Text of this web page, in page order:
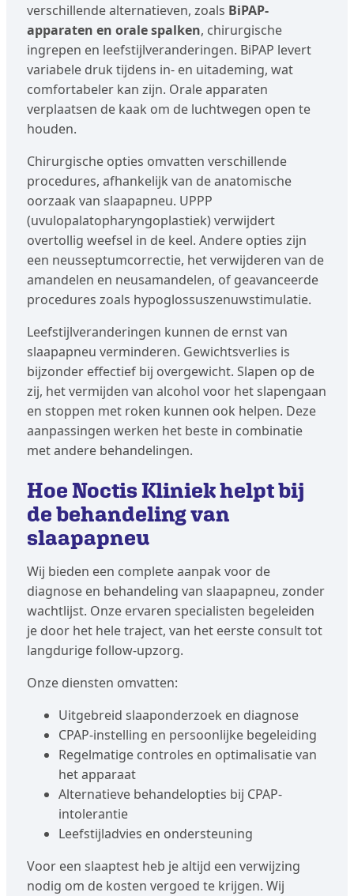
verschillende alternatieven, zoals BiPAP-
apparaten en orale spalken, chirurgische
ingrepen en leefstijlveranderingen. BiPAP levert
variabele druk tijdens in- en uitademing, wat
comfortabeler kan zijn. Orale apparaten
verplaatsen de kaak om de luchtwegen open te
houden.
Chirurgische opties omvatten verschillende
procedures, afhankelijk van de anatomische
oorzaak van slaapapneu. UPPP
(uvulopalatopharyngoplastiek) verwijdert
overtollig weefsel in de keel. Andere opties zijn
een neusseptumcorrectie, het verwijderen van de
amandelen en neusamandelen, of geavanceerde
procedures zoals hypoglossuszenuwstimulatie.
Leefstijlveranderingen kunnen de ernst van
slaapapneu verminderen. Gewichtsverlies is
bijzonder effectief bij overgewicht. Slapen op de
zij, het vermijden van alcohol voor het slapengaan
en stoppen met roken kunnen ook helpen. Deze
aanpassingen werken het beste in combinatie
met andere behandelingen.
Hoe Noctis Kliniek helpt bij
de behandeling van
slaapapneu
Wij bieden een complete aanpak voor de
diagnose en behandeling van slaapapneu, zonder
wachtlijst. Onze ervaren specialisten begeleiden
je door het hele traject, van het eerste consult tot
langdurige follow-upzorg.
Onze diensten omvatten:
Uitgebreid slaaponderzoek en diagnose
CPAP-instelling en persoonlijke begeleiding
Regelmatige controles en optimalisatie van
het apparaat
Alternatieve behandelopties bij CPAP-
intolerantie
Leefstijladvies en ondersteuning
Voor een slaaptest heb je altijd een verwijzing
nodig om de kosten vergoed te krijgen. Wij